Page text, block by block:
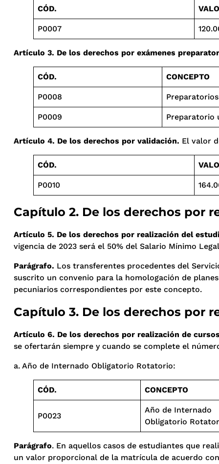
CÓD.
P0007
Artículo 3. De los derechos por exámenes
CÓD. CONCEPTO
P0008
P0009 Preparatorio
Artículo 4. De los derechos por validación. El valor
CÓD.
P0010
Capítulo 2. De los derechos por
Artículo 5. De los derechos por realización del
vigencia de 2023 será el 50% del Salario Mínimo
Parágrafo. Los transferentes procedentes del
suscrito un convenio para la homologación de
pecuniarios correspondientes por este concepto.
Capítulo 3. De los derechos por
Artículo 6. De los derechos por realización de
se ofertarán siempre y cuando se complete el
a. Año de Internado Obligatorio Rotatorio:
CÓD. CONCEPTO
P0023
Año de Internado
Obligatorio
Parágrafo. En aquellos casos de estudiantes que
un valor proporcional de la matrícula de acuerdo